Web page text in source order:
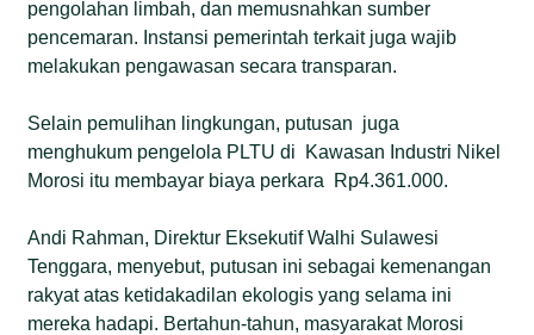
pengolahan limbah, dan memusnahkan sumber
pencemaran. Instansi pemerintah terkait juga wajib
melakukan pengawasan secara transparan.
Selain pemulihan lingkungan, putusan juga
menghukum pengelola PLTU di Kawasan Industri Nikel
Morosi itu membayar biaya perkara Rp4.361.000.
Andi Rahman, Direktur Eksekutif Walhi Sulawesi
Tenggara, menyebut, putusan ini sebagai kemenangan
rakyat atas ketidakadilan ekologis yang selama ini
mereka hadapi. Bertahun-tahun, masyarakat Morosi